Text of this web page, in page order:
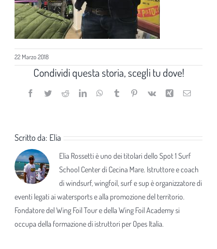
22 Marzo 2018
Condividi questa storia, scegli tu dove!
Facebook
TwitterRedditLinkedInWhatsApp
TumblrPinterest
Vk Xing Email
Scritto da: Elia
Elia Rossetti è uno dei titolari dello Spot 1 Surf
School Center di Cecina Mare. Istruttore e coach
di windsurf, wingfoil, surf e sup è organizzatore di
eventi legati ai watersports e alla promozione del territorio.
Fondatore del Wing Foil Tour e della Wing Foil Academy si
occupa della formazione di istruttori per Opes Italia.